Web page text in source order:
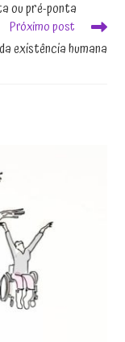
ou pré-ponta
Próximo post
existência humana